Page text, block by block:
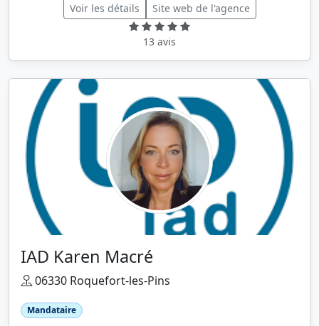
Voir les détails Site web de l'agence
13 avis
IAD Karen Macré
06330 Roquefort-les-Pins
Mandataire